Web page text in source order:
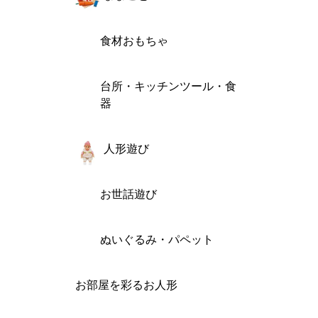
食材おもちゃ
台所・キッチンツール・食
器
人形遊び
お世話遊び
ぬいぐるみ・パペット
お部屋を彩るお人形